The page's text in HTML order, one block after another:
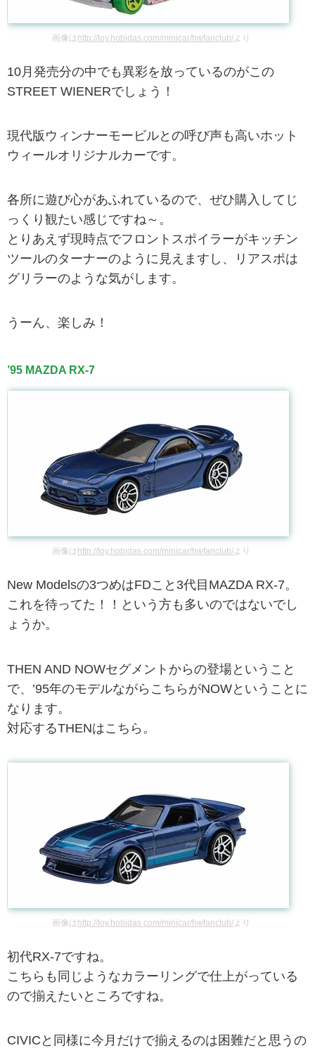
画像は http://toy.hobidas.com/minicar/hwfanclub/ より
10月発売分の中でも異彩を放っているのがこの
STREET WIENERでしょう！
現代版ウィンナーモービルとの呼び声も高いホット
ウィールオリジナルカーです。
各所に遊び心があふれているので、ぜひ購入してじ
っくり観たい感じですね～。
とりあえず現時点でフロントスポイラーがキッチン
ツールのターナーのように見えますし、リアスポは
グリラーのような気がします。
うーん、楽しみ！
’95 MAZDA RX-7
画像は http://toy.hobidas.com/minicar/hwfanclub/より
New Modelsの3つめはFDこと3代目MAZDA RX-7。
これを待ってた！！という方も多いのではないでし
ょうか。
THEN AND NOWセグメントからの登場ということ
で、’95年のモデルながらこちらがNOWということに
なります。
対応するTHENはこちら。
画像は http://toy.hobidas.com/minicar/hwfanclub/ より
初代RX-7ですね。
こちらも同じようなカラーリングで仕上がっている
ので揃えたいところですね。
CIVICと同様に今月だけで揃えるのは困難だと思うの